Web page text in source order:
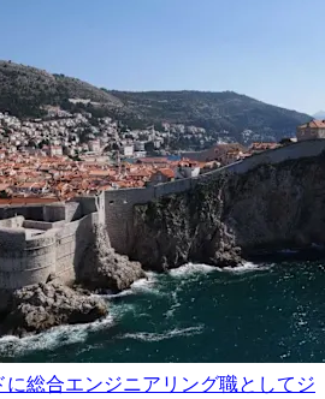
に総合エンジニアリング職としてジ